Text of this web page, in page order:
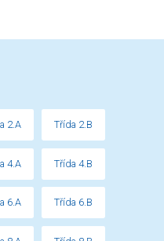
2.A Třída 2.B
4.A Třída 4.B
6.A Třída 6.B